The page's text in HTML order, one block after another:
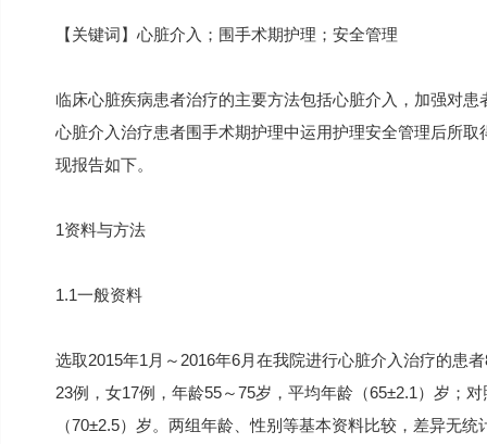
【关键词】心脏介入；围手术期护理；安全管理
临床心脏疾病患者治疗的主要方法包括心脏介入，加强对
心脏介入治疗患者围手术期护理中运用护理安全管理后所
现报告如下。
1资料与方法
1.1一般资料
选取2015年1月～2016年6月在我院进行心脏介入治疗的患
23例，女17例，年龄55～75岁，平均年龄（65±2.1）岁；
（70±2.5）岁。两组年龄、性别等基本资料比较，差异无统